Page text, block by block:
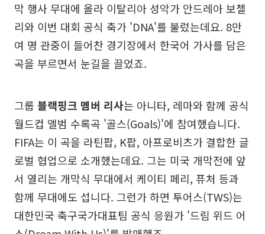
막 행사 무대에 올라 이탈리아 성악가 안드레아 보첼
리와 이번 대회 공식 축가 'DNA'를 불렀는데요. 8만
여 명 관중이 들어찬 경기장에서 한국어 가사를 담은
곡을 부르면서 눈길을 끌었죠.
그룹 블랙핑크 멤버 리사는 아니타, 레마와 함께 공식
월드컵 앨범 수록곡 '골스(Goals)'에 참여했습니다.
FIFA는 이 곡을 라틴팝, K팝, 아프로비츠가 결합한 글
로벌 협업으로 소개했는데요. 그는 미국 개막전에 앞
서 열리는 개막식 무대에서 케이티 페리, 퓨처 등과
함께 무대에도 섭니다. 그런가 하면 투어스(TWS)는
대한민국 축구국가대표팀 공식 응원가 '드림 위드 어